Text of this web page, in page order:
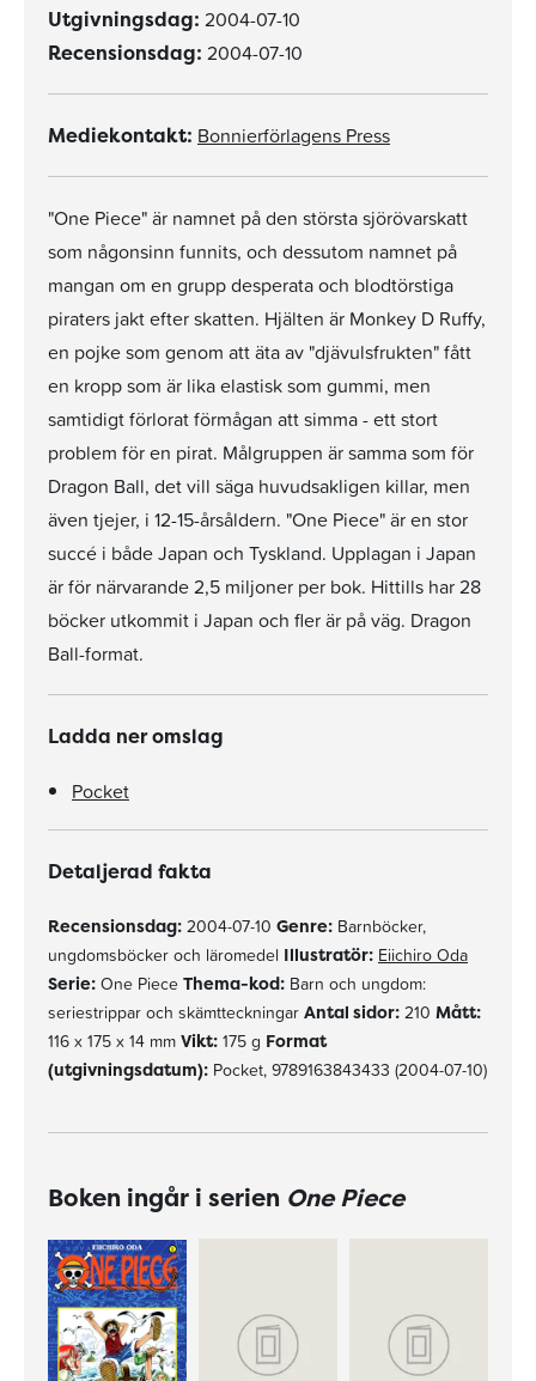
Utgivningsdag: 2004-07-10
Recensionsdag: 2004-07-10
Mediekontakt: Bonnierförlagens Press
"One Piece" är namnet på den största sjörövarskatt
som någonsinn funnits, och dessutom namnet på
mangan om en grupp desperata och blodtörstiga
piraters jakt efter skatten. Hjälten är Monkey D Ruffy,
en pojke som genom att äta av "djävulsfrukten" fått
en kropp som är lika elastisk som gummi, men
samtidigt förlorat förmågan att simma - ett stort
problem för en pirat. Målgruppen är samma som för
Dragon Ball, det vill säga huvudsakligen killar, men
även tjejer, i 12-15-årsåldern. "One Piece" är en stor
succé i både Japan och Tyskland. Upplagan i Japan
är för närvarande 2,5 miljoner per bok. Hittills har 28
böcker utkommit i Japan och fler är på väg. Dragon
Ball-format.
Ladda ner omslag
Pocket
Detaljerad fakta
Recensionsdag: 2004-07-10 Genre: Barnböcker,
ungdomsböcker och läromedel Illustratör: Eiichiro Oda
Serie: One Piece Thema-kod: Barn och ungdom:
seriestrippar och skämtteckningar Antal sidor: 210 Mått:
116 x 175 x 14 mm Vikt: 175 g Format
(utgivningsdatum): Pocket, 9789163843433 (2004-07-10)
Boken ingår i serien One Piece